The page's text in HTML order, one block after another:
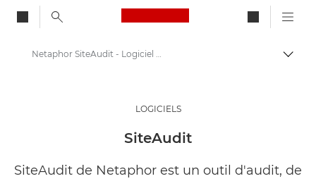
Canon Logo, back to
Produits professionnels
Netaphor SiteAudit - Logiciel professionnel
LOGICIELS
SiteAudit
SiteAudit de Netaphor est un outil d'audit, de